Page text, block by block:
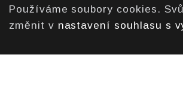
Používáme soubory cookies.
změnit v nastavení souhlasu s